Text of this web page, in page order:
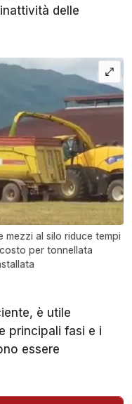
delle
mezzi al silo riduce tempi
per tonnellata
è utile
principali fasi e i
essere